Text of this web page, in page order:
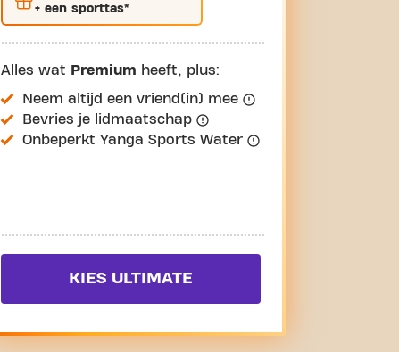
+ een sporttas*
Alles wat Premium heeft, plus:
Neem altijd een vriend(in) mee
Bevries je lidmaatschap
Onbeperkt Yanga Sports Water
KIES ULTIMATE